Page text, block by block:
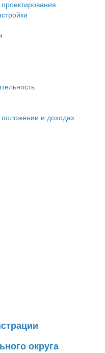
и доходах
округа